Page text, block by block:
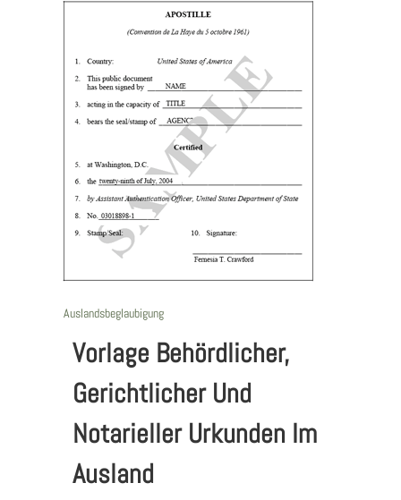
Auslandsbeglaubigung
Vorlage Behördlicher,
Gerichtlicher Und
Notarieller Urkunden Im
Ausland